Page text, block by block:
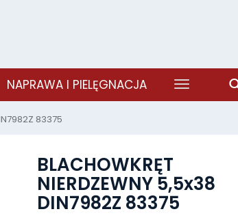
NAPRAWA I PIELĘGNACJA
83375
BLACHOWKRĘT
NIERDZEWNY 5,5x38
DIN7982Z 83375